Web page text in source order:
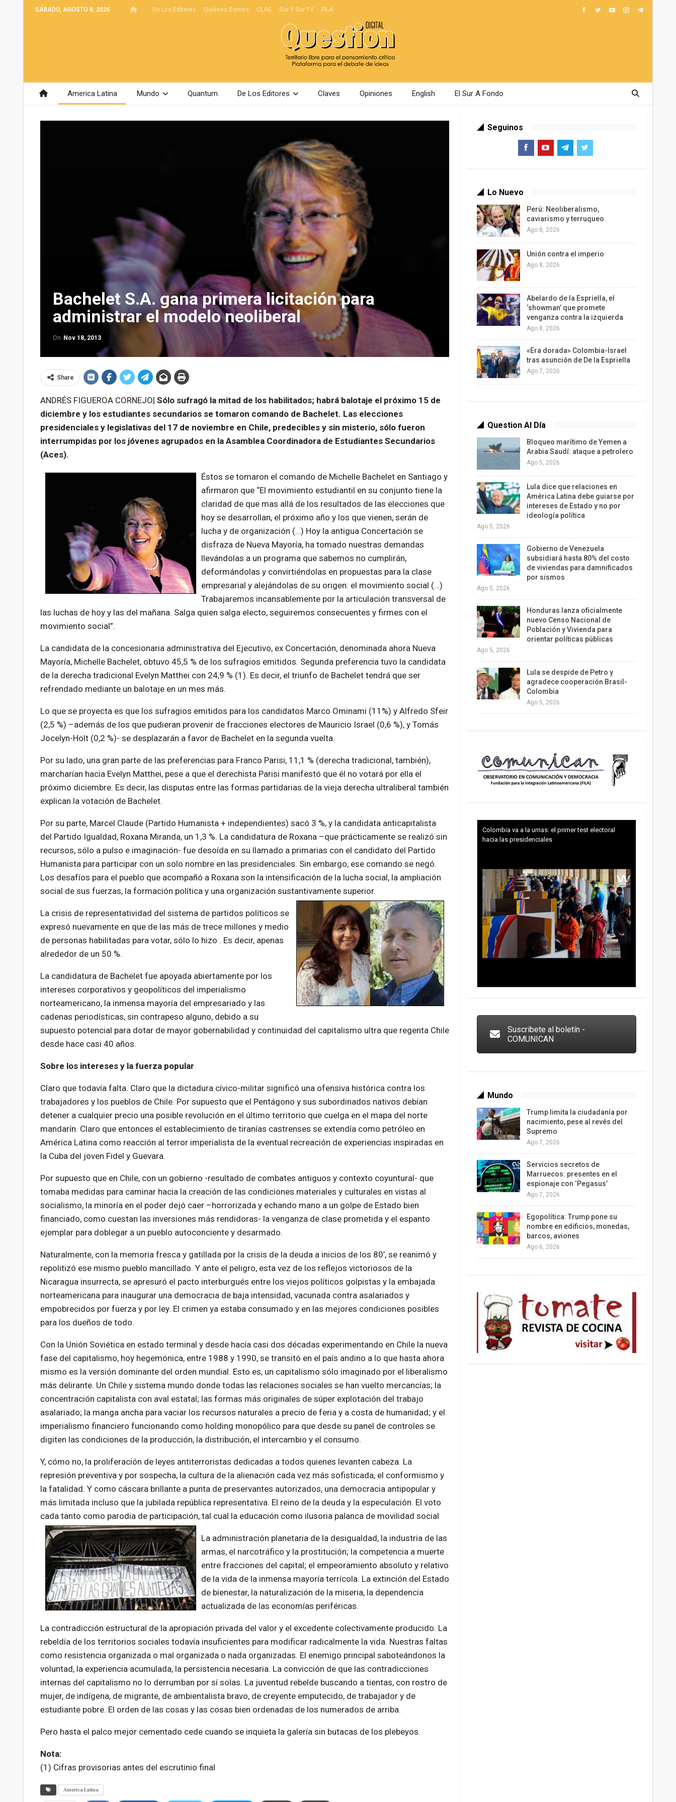
SÁBADO, AGOSTO 8, 2026 De Los Editores Quiénes Somos CLAE Sur Y Sur TV FILA
America Latina Mundo Quantum De Los Editores Claves Opiniones English El Sur A Fondo
Bachelet S.A. gana primera licitación para
administrar el modelo neoliberal
On Nov 18, 2013
Share
ANDRÉS FIGUEROA CORNEJO| Sólo sufragó la mitad de los habilitados; habrá balotaje el próximo 15 de
diciembre y los estudiantes secundarios se tomaron comando de Bachelet. Las elecciones
presidenciales y legislativas del 17 de noviembre en Chile, predecibles y sin misterio, sólo fueron
interrumpidas por los jóvenes agrupados en la Asamblea Coordinadora de Estudiantes Secundarios
(Aces).
Éstos se tomaron el comando de Michelle Bachelet en Santiago y
afirmaron que “El movimiento estudiantil en su conjunto tiene la
claridad de que mas allá de los resultados de las elecciones que
hoy se desarrollan, el próximo año y los que vienen, serán de
lucha y de organización (…) Hoy la antigua Concertación se
disfraza de Nueva Mayoría, ha tomado nuestras demandas
llevándolas a un programa que sabemos no cumplirán,
deformándolas y convirtiéndolas en propuestas para la clase
empresarial y alejándolas de su origen: el movimiento social (…)
Trabajaremos incansablemente por la articulación transversal de
las luchas de hoy y las del mañana. Salga quien salga electo, seguiremos consecuentes y firmes con el
movimiento social”.
La candidata de la concesionaria administrativa del Ejecutivo, ex Concertación, denominada ahora Nueva
Mayoría, Michelle Bachelet, obtuvo 45,5 % de los sufragios emitidos. Segunda preferencia tuvo la candidata
de la derecha tradicional Evelyn Matthei con 24,9 % (1). Es decir, el triunfo de Bachelet tendrá que ser
refrendado mediante un balotaje en un mes más.
Lo que se proyecta es que los sufragios emitidos para los candidatos Marco Ominami (11%) y Alfredo Sfeir
(2,5 %) –además de los que pudieran provenir de fracciones electores de Mauricio Israel (0,6 %), y Tomás
Jocelyn-Holt (0,2 %)- se desplazarán a favor de Bachelet en la segunda vuelta.
Por su lado, una gran parte de las preferencias para Franco Parisi, 11,1 % (derecha tradicional, también),
marcharían hacia Evelyn Matthei, pese a que el derechista Parisi manifestó que él no votará por ella el
próximo diciembre. Es decir, las disputas entre las formas partidarias de la vieja derecha ultraliberal también
explican la votación de Bachelet.
Por su parte, Marcel Claude (Partido Humanista + independientes) sacó 3 %, y la candidata anticapitalista
del Partido Igualdad, Roxana Miranda, un 1,3 %. La candidatura de Roxana –que prácticamente se realizó sin
recursos, sólo a pulso e imaginación- fue desoída en su llamado a primarias con el candidato del Partido
Humanista para participar con un solo nombre en las presidenciales. Sin embargo, ese comando se negó.
Los desafíos para el pueblo que acompañó a Roxana son la intensificación de la lucha social, la ampliación
social de sus fuerzas, la formación política y una organización sustantivamente superior.
La crisis de representatividad del sistema de partidos políticos se
expresó nuevamente en que de las más de trece millones y medio
de personas habilitadas para votar, sólo lo hizo . Es decir, apenas
alrededor de un 50 %.
La candidatura de Bachelet fue apoyada abiertamente por los
intereses corporativos y geopolíticos del imperialismo
norteamericano, la inmensa mayoría del empresariado y las
cadenas periodísticas, sin contrapeso alguno, debido a su
supuesto potencial para dotar de mayor gobernabilidad y continuidad del capitalismo ultra que regenta Chile
desde hace casi 40 años.
Sobre los intereses y la fuerza popular
Claro que todavía falta. Claro que la dictadura cívico-militar significó una ofensiva histórica contra los
trabajadores y los pueblos de Chile. Por supuesto que el Pentágono y sus subordinados nativos debían
detener a cualquier precio una posible revolución en el último territorio que cuelga en el mapa del norte
mandarín. Claro que entonces el establecimiento de tiranías castrenses se extendía como petróleo en
América Latina como reacción al terror imperialista de la eventual recreación de experiencias inspiradas en
la Cuba del joven Fidel y Guevara.
Por supuesto que en Chile, con un gobierno -resultado de combates antiguos y contexto coyuntural- que
tomaba medidas para caminar hacia la creación de las condiciones materiales y culturales en vistas al
socialismo, la minoría en el poder dejó caer –horrorizada y echando mano a un golpe de Estado bien
financiado, como cuestan las inversiones más rendidoras- la venganza de clase prometida y el espanto
ejemplar para doblegar a un pueblo autoconciente y desarmado.
Naturalmente, con la memoria fresca y gatillada por la crisis de la deuda a inicios de los 80’, se reanimó y
repolitizó ese mismo pueblo mancillado. Y ante el peligro, esta vez de los reflejos victoriosos de la
Nicaragua insurrecta, se apresuró el pacto interburgués entre los viejos políticos golpistas y la embajada
norteamericana para inaugurar una democracia de baja intensidad, vacunada contra asalariados y
empobrecidos por fuerza y por ley. El crimen ya estaba consumado y en las mejores condiciones posibles
para los dueños de todo.
Con la Unión Soviética en estado terminal y desde hacía casi dos décadas experimentando en Chile la nueva
fase del capitalismo, hoy hegemónica, entre 1988 y 1990, se transitó en el país andino a lo que hasta ahora
mismo es la versión dominante del orden mundial. Esto es, un capitalismo sólo imaginado por el liberalismo
más delirante. Un Chile y sistema mundo donde todas las relaciones sociales se han vuelto mercancías; la
concentración capitalista con aval estatal; las formas más originales de súper explotación del trabajo
asalariado; la manga ancha para vaciar los recursos naturales a precio de feria y a costa de humanidad; y el
imperialismo financiero funcionando como holding monopólico para que desde su panel de controles se
digiten las condiciones de la producción, la distribución, el intercambio y el consumo.
Y, cómo no, la proliferación de leyes antiterroristas dedicadas a todos quienes levanten cabeza. La
represión preventiva y por sospecha, la cultura de la alienación cada vez más sofisticada, el conformismo y
la fatalidad. Y como cáscara brillante a punta de preservantes autorizados, una democracia antipopular y
más limitada incluso que la jubilada república representativa. El reino de la deuda y la especulación. El voto
cada tanto como parodia de participación, tal cual la educación como ilusoria palanca de movilidad social
La administración planetaria de la desigualdad, la industria de las
armas, el narcotráfico y la prostitución; la competencia a muerte
entre fracciones del capital; el empeoramiento absoluto y relativo
de la vida de la inmensa mayoría terrícola. La extinción del Estado
de bienestar, la naturalización de la miseria, la dependencia
actualizada de las economías periféricas.
La contradicción estructural de la apropiación privada del valor y el excedente colectivamente producido. La
rebeldía de los territorios sociales todavía insuficientes para modificar radicalmente la vida. Nuestras faltas
como resistencia organizada o mal organizada o nada organizadas. El enemigo principal saboteándonos la
voluntad, la experiencia acumulada, la persistencia necesaria. La convicción de que las contradicciones
internas del capitalismo no lo derrumban por sí solas. La juventud rebelde buscando a tientas, con rostro de
mujer, de indígena, de migrante, de ambientalista bravo, de creyente emputecido, de trabajador y de
estudiante pobre. El orden de las cosas y las cosas bien ordenadas de los numerados de arriba.
Pero hasta el palco mejor cementado cede cuando se inquieta la galería sin butacas de los plebeyos.
Nota:
(1) Cifras provisorias antes del escrutinio final
America Latina
Seguinos
Lo Nuevo
Perú: Neoliberalismo,
caviarismo y terruqueo
Ago 8, 2026
Unión contra el imperio
Ago 8, 2026
Abelardo de la Espriella, el
‘showman’ que promete
venganza contra la izquierda
Ago 8, 2026
«Era dorada» Colombia-Israel
tras asunción de De la Espriella
Ago 7, 2026
Question Al Día
Bloqueo marítimo de Yemen a
Arabia Saudí: ataque a petrolero
Ago 5, 2026
Lula dice que relaciones en
América Latina debe guiarse por
intereses de Estado y no por
ideología política
Ago 5, 2026
Gobierno de Venezuela
subsidiará hasta 80% del costo
de viviendas para damnificados
por sismos
Ago 5, 2026
Honduras lanza oficialmente
nuevo Censo Nacional de
Población y Vivienda para
orientar políticas públicas
Ago 5, 2026
Lula se despide de Petro y
agradece cooperación Brasil-
Colombia
Ago 5, 2026
Colombia va a la urnas: el primer test electoral
hacia las presidenciales
Suscribete al boletín -
COMUNICAN
Mundo
Trump limita la ciudadanía por
nacimiento, pese al revés del
Supremo
Ago 7, 2026
Servicios secretos de
Marruecos: presentes en el
espionaje con ‘Pegasus’
Ago 7, 2026
Egopolítica: Trump pone su
nombre en edificios, monedas,
barcos, aviones
Ago 6, 2026